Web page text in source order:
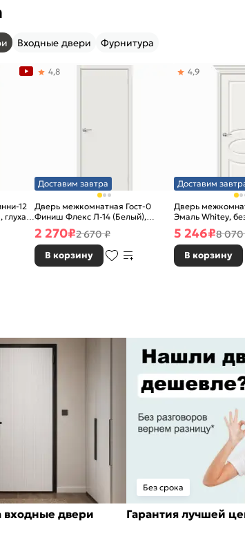
Входные двери Фурнитура
12
глухая,
Доставим завтра
Дверь межкомнатная Гост-0
Финиш Флекс Л-14 (Белый),
глухая, каркасно-щитовая
4,8
2 270₽2 670 ₽
В корзину
Доставим
Дверь
Эмаль Whitey,
без стекла, без
4,9
5 246₽8 070
В корзину
входные двери
Без срока
Гарантия лучшей